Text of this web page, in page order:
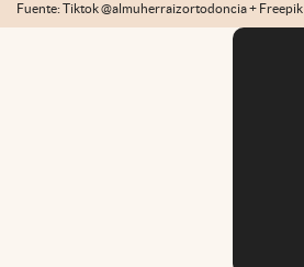
Fuente: Tiktok @almuherraizortodoncia + Freepik